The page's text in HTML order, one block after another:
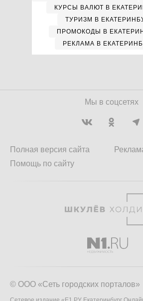
КУРСЫ ВАЛЮТ В
ТУРИЗМ В
ПРОМОКОДЫ В
РЕКЛАМА В
Мы в соцсетях
Полная версия сайта
Помощь по сайту
© ООО «Сеть городских порталов»